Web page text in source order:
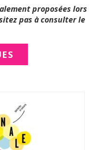
proposées lors
pas à consulter le